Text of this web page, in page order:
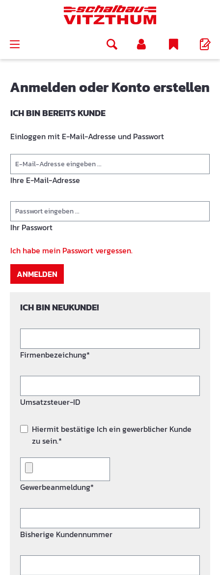
Anmelden oder Konto erstellen
ICH BIN BEREITS KUNDE
Einloggen mit E-Mail-Adresse und Passwort
Ihre E-Mail-Adresse
Ihr Passwort
Ich habe mein Passwort vergessen.
ANMELDEN
ICH BIN NEUKUNDE!
Firmenbezeichung*
Umsatzsteuer-ID
Hiermit bestätige Ich ein gewerblicher Kunde
zu sein.*
Gewerbeanmeldung*
Bisherige Kundennummer